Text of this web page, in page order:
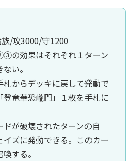
/攻3000/守1200
の効果はそれぞれ１ターン
い。
からデッキに戻して発動で
登竜華恐巄門」１枚を手札に
が破壊されたターンの自
ズに発動できる。このカー
する。